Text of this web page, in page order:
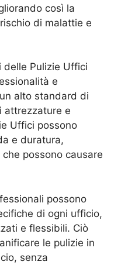
così la
di malattie e
delle Pulizie Uffici
e
alto standard di
attrezzature e
Uffici possono
e duratura,
possono causare
possono
di ogni ufficio,
e flessibili. Ciò
le pulizie in
senza